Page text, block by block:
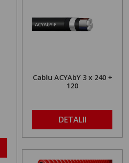
Cablu ACYAbY 3 x 240 +
120
DETALII